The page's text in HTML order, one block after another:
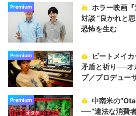
Premium
ホラー映画
対談 “良かれと
恐怖を生む
Premium
ビートメイ
矛盾と祈り──オ
プ／プロデュー
Premium
中南米の
──“違法な消費